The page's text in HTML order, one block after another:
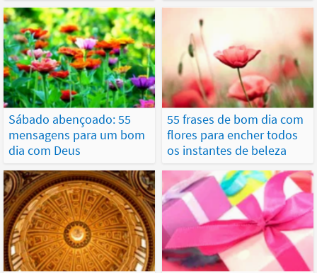
Sábado abençoado: 55
mensagens para um bom
dia com Deus
55 frases de bom dia com
flores para encher todos
os instantes de beleza